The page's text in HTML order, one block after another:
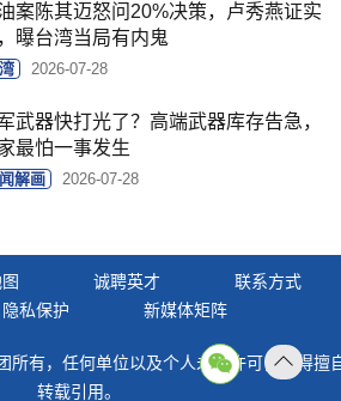
案陈其迈怒问20%决策，卢秀燕证实
曝台湾当局有内鬼
2026-07-28
武器快打光了？高端武器库存告急，
最怕一事发生
解画 2026-07-28
诚聘英才
联系方式
隐私保护 新媒体矩阵
所有，任何单位以及个人未经许可，不得擅
转载引用。